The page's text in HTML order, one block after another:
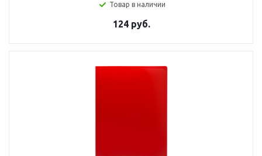
Товар в наличии
124 руб.